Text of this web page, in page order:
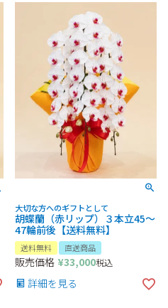
大切な方へのギフトとして
胡蝶蘭（赤リップ）３本立45～
47輪前後【送料無料】
送料無料 直送商品
販売価格 ¥33,000税込
詳細を見る